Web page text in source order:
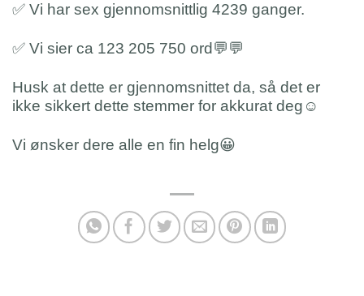
✅ Vi har sex gjennomsnittlig 4239 ganger.
✅ Vi sier ca 123 205 750 ord💬💬
Husk at dette er gjennomsnittet da, så det er
ikke sikkert dette stemmer for akkurat deg☺️
Vi ønsker dere alle en fin helg😀⁠